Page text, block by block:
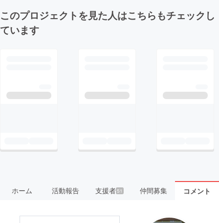
このプロジェクトを見た人はこちらもチェックし
ています
ホーム 活動報告 支援者51 仲間募集 コメント